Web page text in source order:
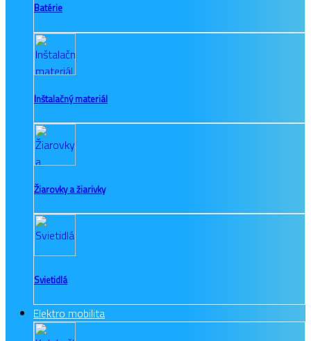
Batérie
Inštalačný materiál
Žiarovky a žiarivky
Svietidlá
Elektro mobilita